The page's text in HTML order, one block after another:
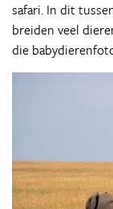
safari. In dit
breiden veel
die